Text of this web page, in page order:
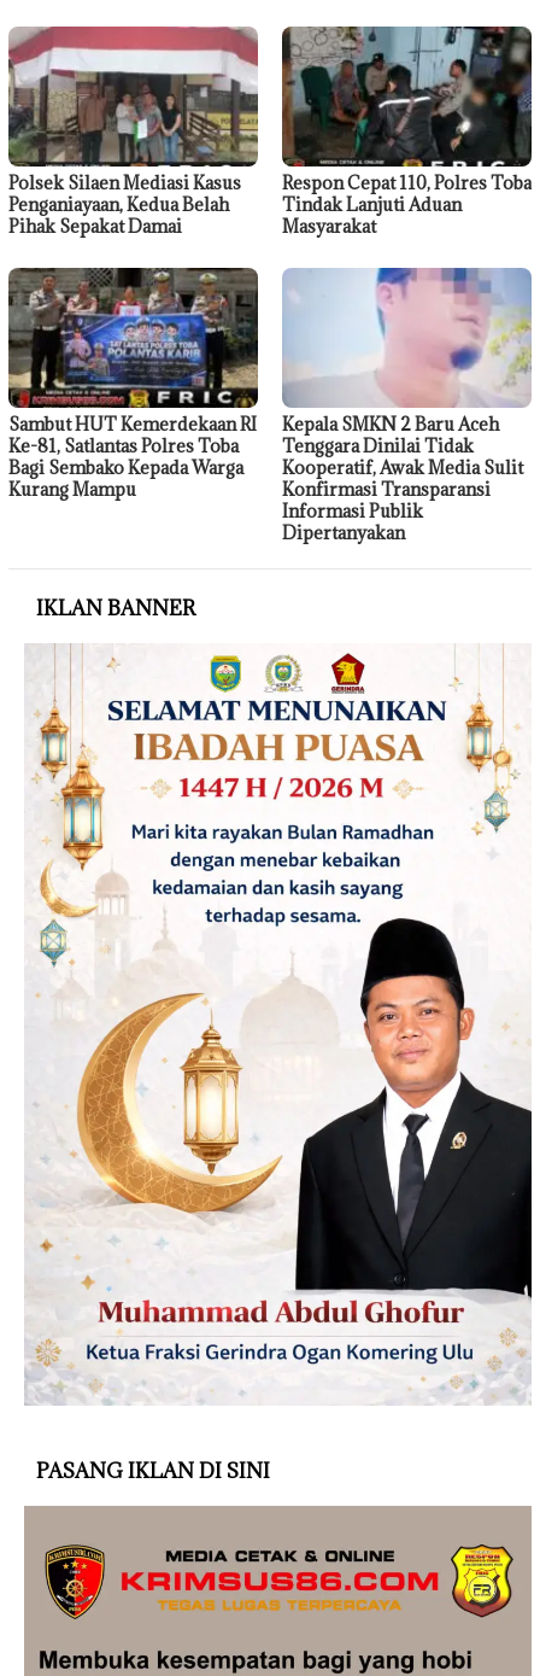
Polsek Silaen Mediasi Kasus
Penganiayaan, Kedua Belah
Pihak Sepakat Damai
Respon Cepat 110, Polres Toba
Tindak Lanjuti Aduan
Masyarakat
Sambut HUT Kemerdekaan RI
Ke-81, Satlantas Polres Toba
Bagi Sembako Kepada Warga
Kurang Mampu
Kepala SMKN 2 Baru Aceh
Tenggara Dinilai Tidak
Kooperatif, Awak Media Sulit
Konfirmasi Transparansi
Informasi Publik
Dipertanyakan
IKLAN BANNER
PASANG IKLAN DI SINI